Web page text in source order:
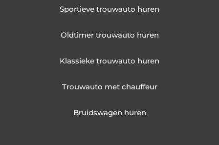
Sportieve trouwauto huren
Oldtimer trouwauto huren
Klassieke trouwauto huren
Trouwauto met chauffeur
Bruidswagen huren